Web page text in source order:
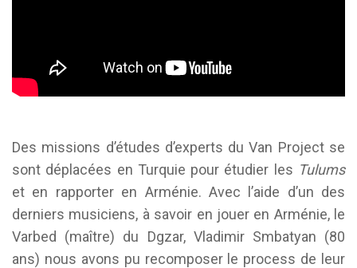
Des missions d’études d’experts du Van Project se
sont déplacées en Turquie pour étudier les Tulums
et en rapporter en Arménie. Avec l’aide d’un des
derniers musiciens, à savoir en jouer en Arménie, le
Varbed (maître) du Dgzar, Vladimir Smbatyan (80
ans) nous avons pu recomposer le process de leur